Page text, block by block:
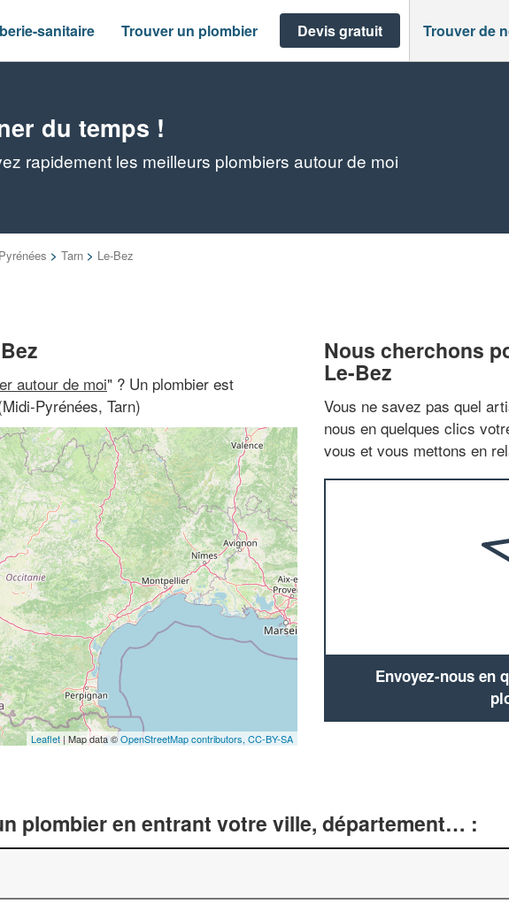
sanitaire Trouver un plombier Devis gratuit Trouver de
du temps !
rapidement les meilleurs plombiers autour de moi
> Tarn > Le-Bez
autour de moi" ? Un plombier est
Pyrénées, Tarn)
Leaflet| Map data ©OpenStreetMap contributors, CC-BY-SA
Nous cherchons
Le-Bez
Vous ne savez pas quel
nous en quelques clics
vous et vous mettons en
Envoyez-nous en
plombier en entrant votre ville, département… :